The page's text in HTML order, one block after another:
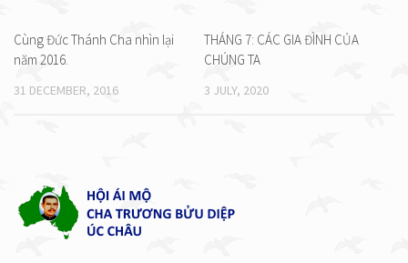
Cùng Đức Thánh Cha nhìn lại
năm 2016.
31 DECEMBER, 2016
THÁNG 7: CÁC GIA ĐÌNH CỦA
CHÚNG TA
3 JULY, 2020